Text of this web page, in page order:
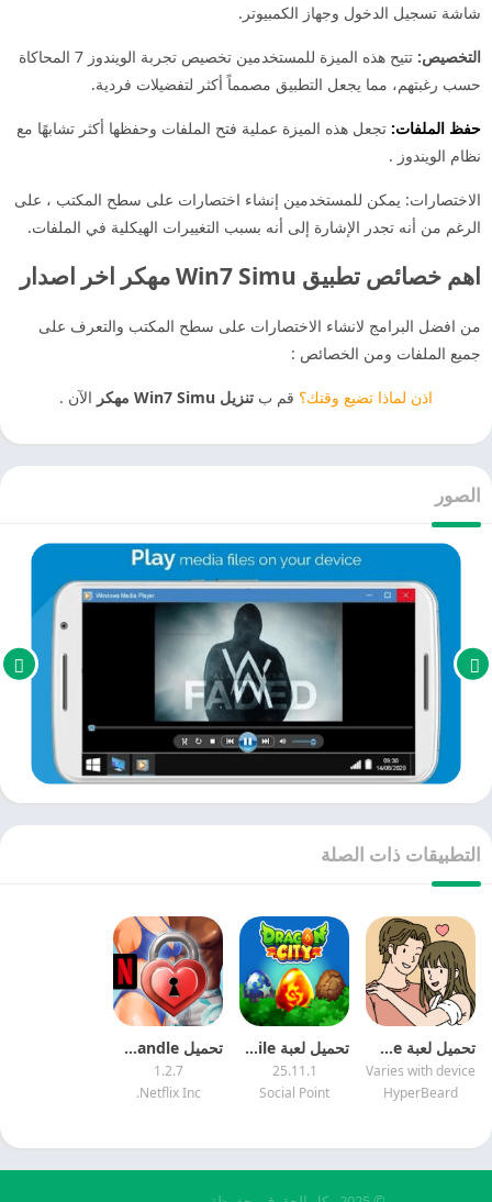
شاشة تسجيل الدخول وجهاز الكمبيوتر.
التخصيص:
تتيح هذه الميزة للمستخدمين تخصيص تجربة الويندوز 7 المحاكاة
حسب رغبتهم، مما يجعل التطبيق مصمماً أكثر لتفضيلات فردية.
حفظ الملفات: تجعل هذه الميزة عملية فتح الملفات وحفظها أكثر تشابهًا مع
نظام الويندوز .
الاختصارات: يمكن للمستخدمين إنشاء اختصارات على سطح المكتب ، على
الرغم من أنه تجدر الإشارة إلى أنه بسبب التغييرات الهيكلية في الملفات.
اهم خصائص تطبيق Win7 Simu مهكر اخر اصدار
من افضل البرامج لانشاء الاختصارات على سطح المكتب والتعرف على
جميع الملفات ومن الخصائص :
اذن لماذا تضيع وقتك؟ قم ب تنزيل Win7 Simu مهكر الآن .
الصور
التطبيقات ذات الصلة
تحميل لعبة Adorable Home مهكرة 2026 MOD APK
Varies with device
HyperBeard
تحميل لعبة Dragon City Mobile مهكرة 2026 APK MOD
25.11.1
Social Point
تحميل Too Hot to Handle مهكرة 2025 Too Hot to Handle MOD APK
1.2.7
Netflix Inc.